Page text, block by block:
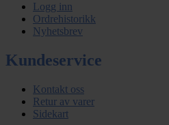
Logg inn
Ordrehistorikk
Nyhetsbrev
Kundeservice
Kontakt oss
Retur av varer
Sidekart